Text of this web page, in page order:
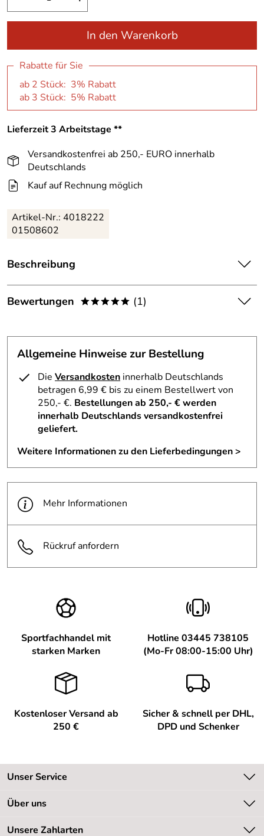
In den Warenkorb
Rabatte für Sie
ab 2 Stück: 3% Rabatt
ab 3 Stück: 5% Rabatt
Lieferzeit 3 Arbeitstage **
Versandkostenfrei ab 250,- EURO innerhalb
Deutschlands
Kauf auf Rechnung möglich
Artikel-Nr.: 4018222
01508602
Beschreibung
Crazy Creek Kickboard Bremsen-Set
passend für Crazy Creek Kickboard
Hersteller: Crazy Creek, Wannenäckerstraße 36, 74078
Heilbronn, info@intersport.de
Bewertungen ***** (1)
Verifizierte Bewertung
Kaufdatum: 29.09.2010
Allgemeine Hinweise zur Bestellung
Die Versandkosten innerhalb Deutschlands
betragen 6,99 € bis zu einem Bestellwert von
250,- €. Bestellungen ab 250,- € werden
innerhalb Deutschlands versandkostenfrei
geliefert.
Weitere Informationen zu den Lieferbedingungen >
Mehr Informationen
Rückruf anfordern
Sportfachhandel mit
starken Marken
Hotline 03445 738105
(Mo-Fr 08:00-15:00 Uhr)
Kostenloser Versand ab
250 €
Sicher & schnell per DHL,
DPD und Schenker
Unser Service
Kontakt
Über uns
Unsere Bestseller
Unsere Zahlarten